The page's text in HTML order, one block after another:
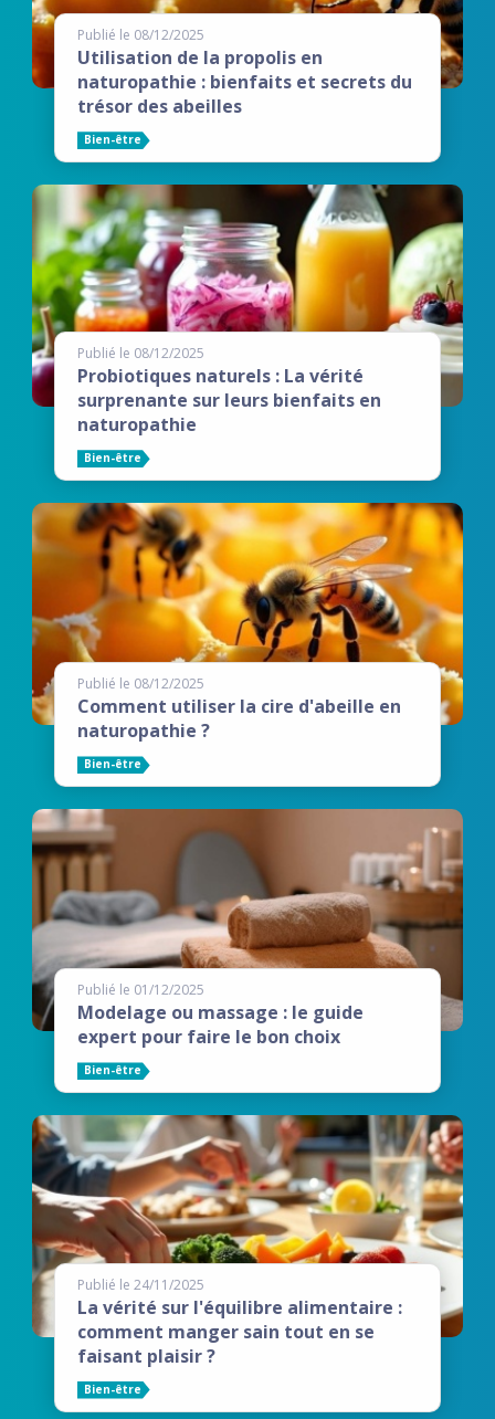
Publié le 08/12/2025
Utilisation de la propolis en
naturopathie : bienfaits et secrets du
trésor des abeilles
Bien-être
Publié le 08/12/2025
Probiotiques naturels : La vérité
surprenante sur leurs bienfaits en
naturopathie
Bien-être
Publié le 08/12/2025
Comment utiliser la cire d'abeille en
naturopathie ?
Bien-être
Publié le 01/12/2025
Modelage ou massage : le guide
expert pour faire le bon choix
Bien-être
Publié le 24/11/2025
La vérité sur l'équilibre alimentaire :
comment manger sain tout en se
faisant plaisir ?
Bien-être